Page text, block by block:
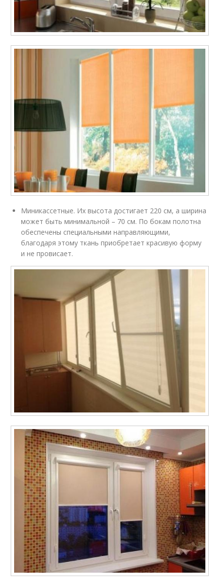
Миникассетные. Их высота достигает 220 см, а ширина
может быть минимальной – 70 см. По бокам полотна
обеспечены специальными направляющими,
благодаря этому ткань приобретает красивую форму
и не провисает.